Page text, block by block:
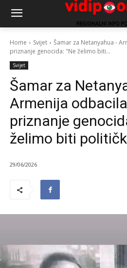
Home Svijet
Šamar za Netanyahua -
priznanje genocida: "Ne želimo biti...
Svijet
Šamar za
Armenija
priznanje
želimo biti
29/06/2026